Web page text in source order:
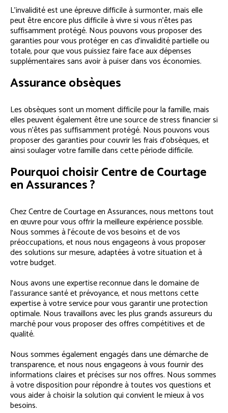
L’invalidité est une épreuve difficile à surmonter, mais elle
peut être encore plus difficile à vivre si vous n’êtes pas
suffisamment protégé. Nous pouvons vous proposer des
garanties pour vous protéger en cas d’invalidité partielle ou
totale, pour que vous puissiez faire face aux dépenses
supplémentaires sans avoir à puiser dans vos économies.
Assurance obsèques
Les obsèques sont un moment difficile pour la famille, mais
elles peuvent également être une source de stress financier si
vous n’êtes pas suffisamment protégé. Nous pouvons vous
proposer des garanties pour couvrir les frais d’obsèques, et
ainsi soulager votre famille dans cette période difficile.
Pourquoi choisir Centre de Courtage
en Assurances ?
Chez Centre de Courtage en Assurances, nous mettons tout
en œuvre pour vous offrir la meilleure expérience possible.
Nous sommes à l’écoute de vos besoins et de vos
préoccupations, et nous nous engageons à vous proposer
des solutions sur mesure, adaptées à votre situation et à
votre budget.
Nous avons une expertise reconnue dans le domaine de
l’assurance santé et prévoyance, et nous mettons cette
expertise à votre service pour vous garantir une protection
optimale. Nous travaillons avec les plus grands assureurs du
marché pour vous proposer des offres compétitives et de
qualité.
Nous sommes également engagés dans une démarche de
transparence, et nous nous engageons à vous fournir des
informations claires et précises sur nos offres. Nous sommes
à votre disposition pour répondre à toutes vos questions et
vous aider à choisir la solution qui convient le mieux à vos
besoins.